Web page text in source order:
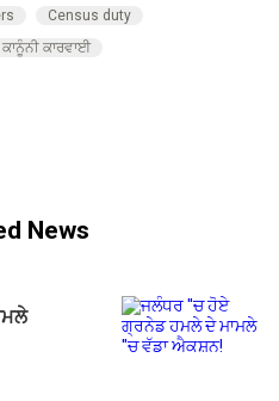
Census duty
ਕਾਨੂੰਨੀ ਕਾਰਵਾਈ
News